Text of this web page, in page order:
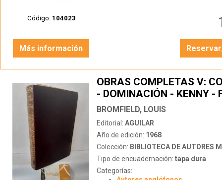
Código: 104023
Más información
OBRAS COMPLETAS V:
- DOMINACIÓN - KENNY -
DE MI EXPERIENCIA
BROMFIELD, LOUIS
Editorial: AGUILAR
Año de edición: 1968
Colección: BIBLIOTECA DE AUTORES
Tipo de encuadernación: tapa dura
Categorías: